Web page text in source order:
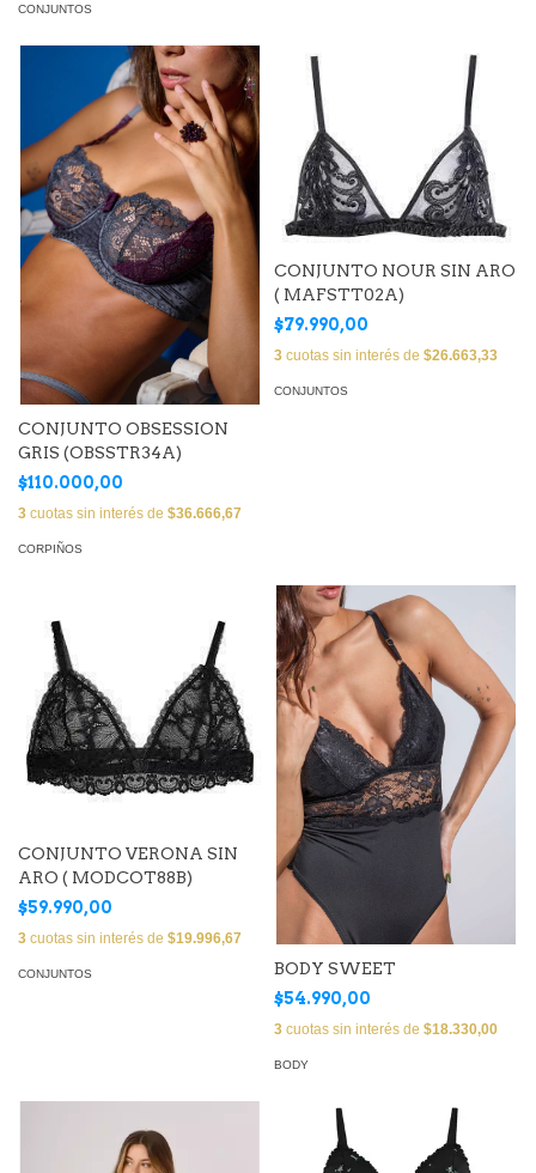
CONJUNTOS
CONJUNTO OBSESSION
GRIS (OBSSTR34A)
$110.000,00
3 cuotas sin interés de $36.666,67
CORPIÑOS
CONJUNTO NOUR SIN ARO
( MAFSTT02A)
$79.990,00
3 cuotas sin interés de $26.663,33
CONJUNTOS
CONJUNTO VERONA SIN
ARO ( MODCOT88B)
$59.990,00
3 cuotas sin interés de $19.996,67
CONJUNTOS
BODY SWEET
$54.990,00
3 cuotas sin interés de $18.330,00
BODY